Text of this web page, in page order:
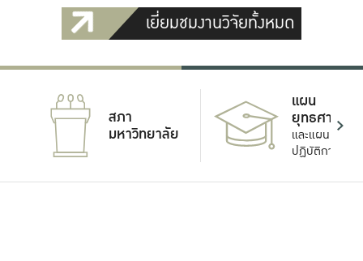
เยี่ยมชมงานวิจัยทั้งหมด
สภา
มหาวิทยาลัย
แผน
ยุทธศาสตร์
และแผน
ปฏิบัติการ